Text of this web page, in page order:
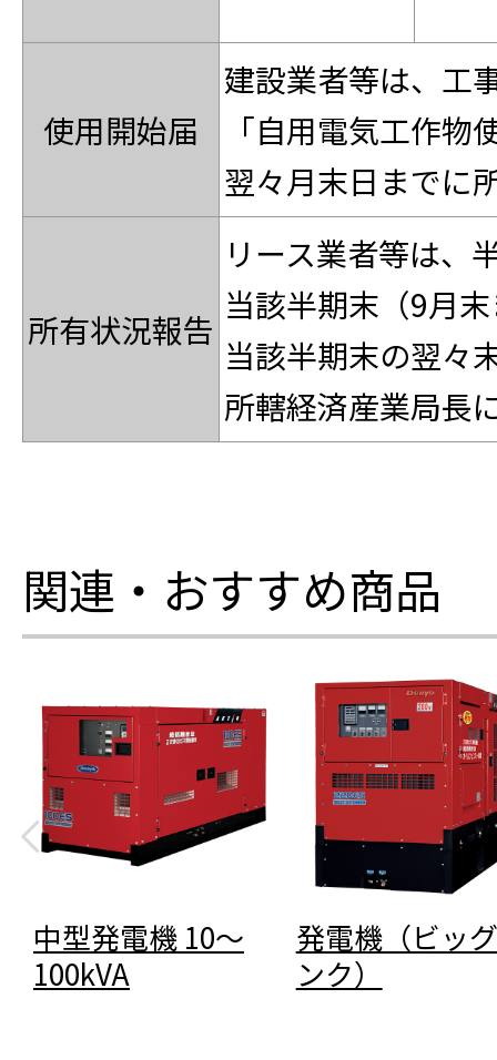
使用開始届
建設業者等は、工
「自用電気工作
翌々月末日までに
所有状況報告
リース業者等は、
当該半期末（9月
当該半期末の翌々
所轄経済産業局長
関連・おすすめ商品
中型発電機 10～
100kVA
発電機（ビッ
ンク）